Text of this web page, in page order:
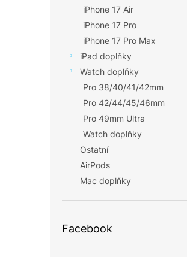
iPhone 17 Air
iPhone 17 Pro
iPhone 17 Pro Max
iPad doplňky
Watch doplňky
Pro 38/40/41/42mm
Pro 42/44/45/46mm
Pro 49mm Ultra
Watch doplňky
Ostatní
AirPods
Mac doplňky
Facebook